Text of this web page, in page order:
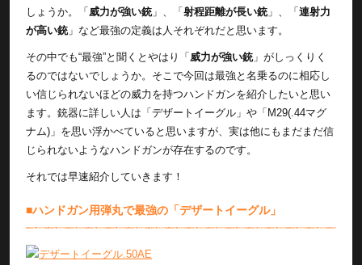
しょうか。「 威力が強い銃」、「 射程距離が長い銃」、「 連射力
が高い銃」など最強の定義は人それぞれだと思います。
その中でも“最強”と聞くとやはり「 威力が強い銃」がしっくりく
るのではないでしょうか。そこで今回は最強と名乗るのに相応し
い信じられないほどの威力を持つハンドガンを紹介したいと思い
ます。銃器に詳しい人は「デザートイーグル」や「M29(.44マグ
ナム)」を思い浮かべていると思いますが、実は他にもまだまだ信
じられないようなハンドガンが存在するのです。
それでは早速紹介していきます！
■ハンドガン用弾丸で最強の「デザートイーグル」